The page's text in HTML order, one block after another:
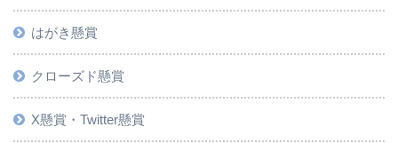
はがき懸賞
クローズド懸賞
X懸賞・Twitter懸賞